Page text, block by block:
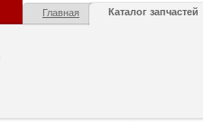
Главная Каталог запчастей